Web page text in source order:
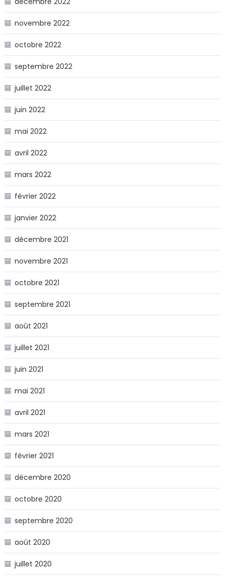
novembre 2022
octobre 2022
septembre 2022
juillet 2022
juin 2022
mai 2022
avril 2022
mars 2022
février 2022
janvier 2022
décembre 2021
novembre 2021
octobre 2021
septembre 2021
août 2021
juillet 2021
juin 2021
mai 2021
avril 2021
mars 2021
février 2021
décembre 2020
octobre 2020
septembre 2020
août 2020
juillet 2020